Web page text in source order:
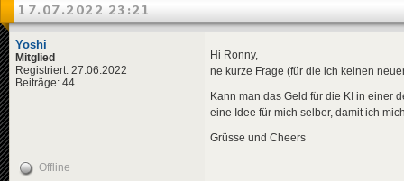
17.07.2022 23:21
Yoshi
Mitglied
Registriert: 27.06.2022
Beiträge: 44
Hi Ronny,
ne kurze Frage (für die ich keinen
Kann man das Geld für die KI in einer
eine Idee für mich selber, damit ich
Grüsse und Cheers
Offline